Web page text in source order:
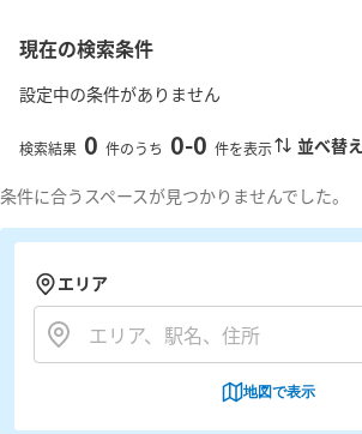
現在の検索条件
設定中の条件がありません
検索結果 0 件のうち 0-0 件を表示 並べ替え
条件に合うスペースが見つかりませんでした。
エリア
地図で表示